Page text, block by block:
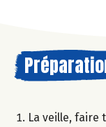
La veille,